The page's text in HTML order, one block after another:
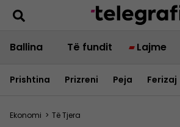
Ballina Të fundit Lajme
Prishtina Prizreni Peja Ferizaj
Ekonomi > Të Tjera